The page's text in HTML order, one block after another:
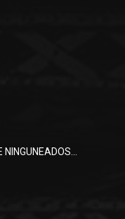
NINGUNEADOS…